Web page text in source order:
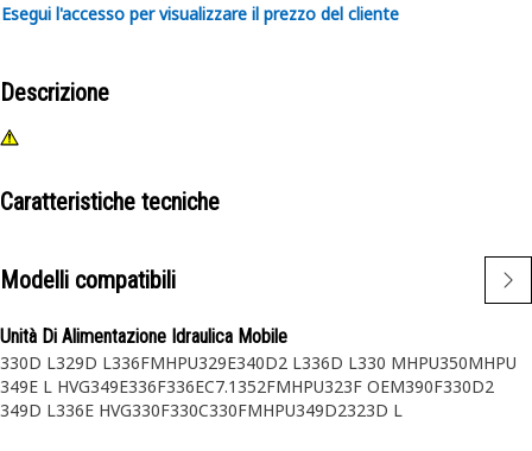
Esegui l'accesso per visualizzare il prezzo del cliente
Descrizione
Caratteristiche tecniche
Modelli compatibili
Unità Di Alimentazione Idraulica Mobile
330D L329D L336FMHPU329E340D2 L336D L330 MHPU350MHPU
349E L HVG349E336F336EC7.1352FMHPU323F OEM390F330D2
349D L336E HVG330F330C330FMHPU349D2323D L